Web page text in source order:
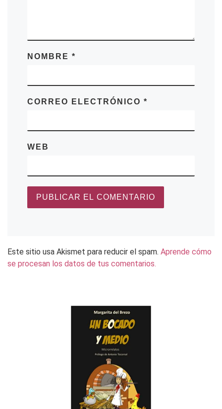
NOMBRE *
CORREO ELECTRÓNICO *
WEB
Este sitio usa Akismet para reducir el spam. Aprende cómo
se procesan los datos de tus comentarios.